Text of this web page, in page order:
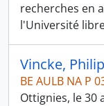
recherches en
l'Université
Vincke,
BE AULB NA P
Ottignies, le 30